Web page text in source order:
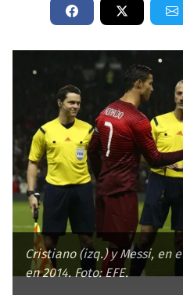
Cristiano (izq.) y Messi, en
en 2014. Foto: EFE.